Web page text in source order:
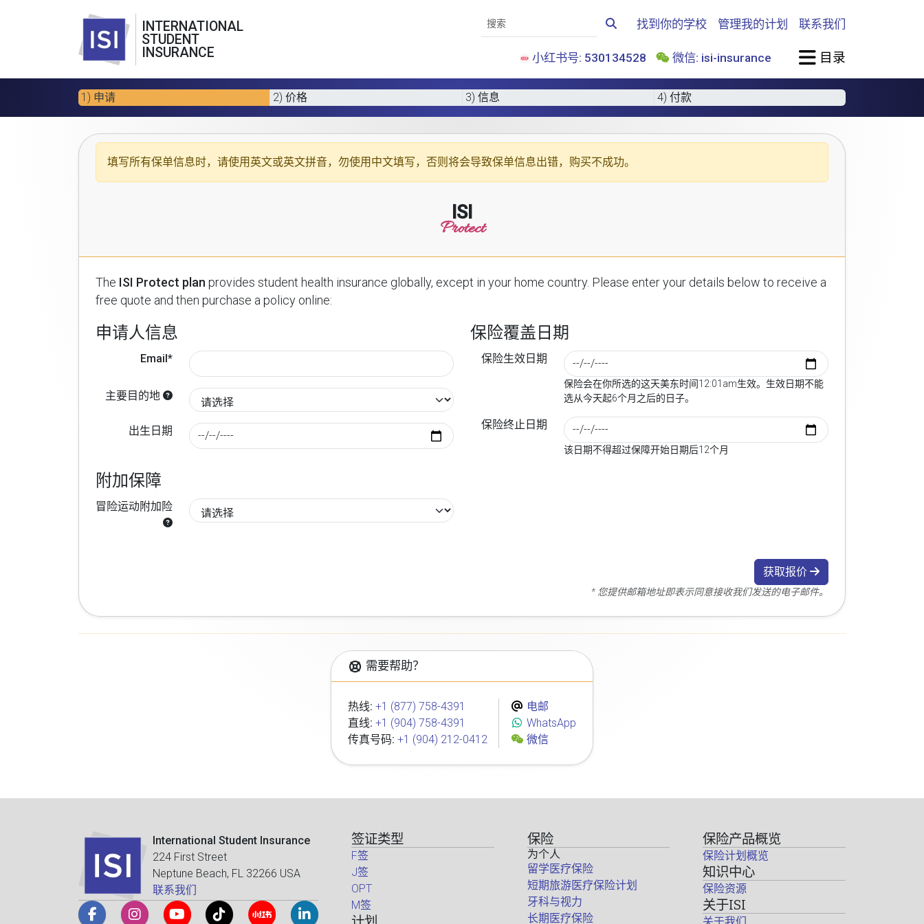
INTERNATIONAL
STUDENT
INSURANCE
找到你的学校 管理我的计划 联系我们
小红书号: 530134528 微信: isi-insurance 目录
1) 申请 2) 价格 3) 信息 4) 付款
填写所有保单信息时，请使用 英文或英文拼音，勿使用中文填写，否则将会导致保单信息出错，购买不成功。
ISI
Protect
The ISI Protect plan provides student health insurance globally, except in your home country. Please enter your details below to receive a
free quote and then purchase a policy online:
申请人信息
Email*
主要目的地
出生日期
保险覆盖日期
保险生效日期
保险会在你所选的这天美东时间12:01am生效。生效日期不能
选从今天起6个月之后的日子。
保险终止日期
该日期不得超过保障开始日期后12个月
附加保障
冒险运动附加险
获取报价
* 您提供邮箱地址即表示同意接收我们发送的电子邮件。
需要帮助？
热线: +1 (877) 758-4391
直线: +1 (904) 758-4391
传真号码: +1 (904) 212-0412
电邮
WhatsApp
微信
International Student Insurance
224 First Street
Neptune Beach, FL 32266 USA
联系我们
签证类型
F签
J签
OPT
M签
保险
为个人
留学医疗保险
短期旅游医疗保险计划
牙科与视力
长期医疗保险
保险产品概览
保险计划概览
知识中心
保险资源
关于ISI